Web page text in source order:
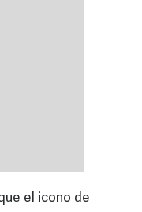
el icono de